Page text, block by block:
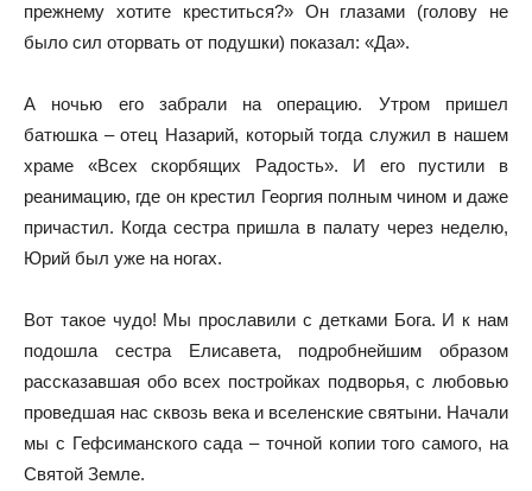
прежнему хотите креститься?» Он глазами (голову не
было сил оторвать от подушки) показал: «Да».
А ночью его забрали на операцию. Утром пришел
батюшка – отец Назарий, который тогда служил в нашем
храме «Всех скорбящих Радость». И его пустили в
реанимацию, где он крестил Георгия полным чином и даже
причастил. Когда сестра пришла в палату через неделю,
Юрий был уже на ногах.
Вот такое чудо! Мы прославили с детками Бога. И к нам
подошла сестра Елисавета, подробнейшим образом
рассказавшая обо всех постройках подворья, с любовью
проведшая нас сквозь века и вселенские святыни. Начали
мы с Гефсиманского сада – точной копии того самого, на
Святой Земле.